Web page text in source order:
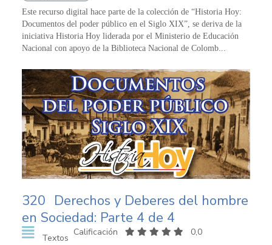
Este recurso digital hace parte de la colección de “Historia Hoy:
Documentos del poder público en el Siglo XIX”, se deriva de la
iniciativa Historia Hoy liderada por el Ministerio de Educación
Nacional con apoyo de la Biblioteca Nacional de Colomb...
320 Derechos y Deberes del hombre
en Sociedad: Parte 4 de 4
Textos
Calificación 0,0